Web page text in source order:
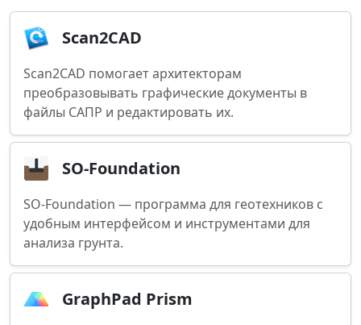
Scan2CAD
Scan2CAD помогает архитекторам
преобразовывать графические документы в
файлы САПР и редактировать их.
SO-Foundation
SO-Foundation — программа для геотехников с
удобным интерфейсом и инструментами для
анализа грунта.
GraphPad Prism